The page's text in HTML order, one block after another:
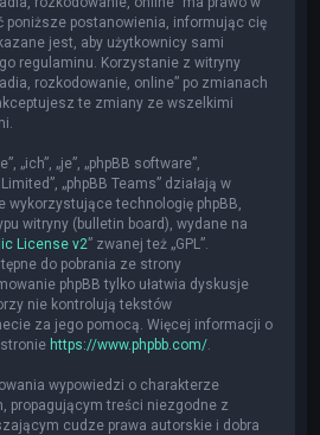
postanowienia, informując cię
jest, aby użytkownicy sami
regulaminu. Korzystanie z witryny
rozkodowanie, online” po zmianach
te zmiany ze wszelkimi
„ich”, „je”, „phpBB software”,
„phpBB Teams” działają w
wykorzystujące technologię phpBB,
witryny (bulletin board), wydane na
License v2” zwanej też „GPL”.
do pobrania ze strony
phpBB tylko ułatwia dyskusje
nie kontrolują tekstów
za jego pomocą. Więcej informacji o
https://www.phpbb.com/
wypowiedzi o charakterze
propagującym treści niezgodne z
cudze prawa autorskie i dobra